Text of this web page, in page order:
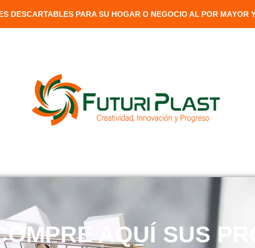
DESCARTABLES PARA SU HOGAR O NEGOCIO AL POR MAYOR
AQUÍ SUS